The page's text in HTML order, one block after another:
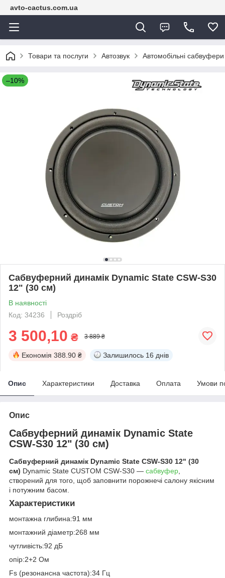
avto-cactus.com.ua
Товари та послуги Автозвук Автомобільні сабвуфери
–10%
Сабвуферний динамік Dynamic State CSW-S30
12" (30 см)
В наявності
Код: 34236
Роздріб
3 500,10 ₴ 3 889 ₴
Економія 388.90 ₴ Залишилось 16 днів
Опис Характеристики Доставка Оплата Умови
Опис
Сабвуферний динамік Dynamic State
CSW-S30 12" (30 см)
Сабвуферний динамік Dynamic State CSW-S30 12" (30
см) Dynamic State CUSTOM CSW-S30 — сабвуфер,
створений для того, щоб заповнити порожнечі салону якісним
і потужним басом.
Характеристики
монтажна глибина:91 мм
монтажний діаметр:268 мм
чутливість:92 дБ
опір:2+2 Ом
Fs (резонансна частота):34 Гц